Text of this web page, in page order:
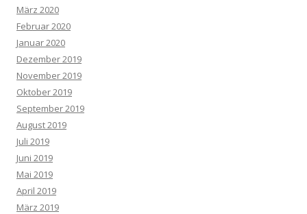
März 2020
Februar 2020
Januar 2020
Dezember 2019
November 2019
Oktober 2019
September 2019
August 2019
Juli 2019
Juni 2019
Mai 2019
April 2019
März 2019